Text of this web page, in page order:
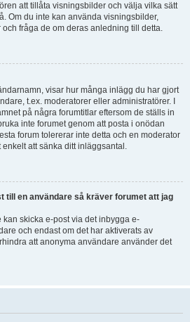
att tillåta visningsbilder och välja vilka sätt
Om du inte kan använda visningsbilder,
fråga de om deras anledning till detta.
visar hur många inlägg du har gjort
t.ex. moderatorer eller administratörer. I
på några forumtitlar eftersom de ställs in
inte forumet genom att posta i onödan
forum tolererar inte detta och en moderator
att sänka ditt inläggsantal.
till en användare så kräver forumet att jag
skicka e-post via det inbygga e-
och endast om det har aktiverats av
att anonyma användare använder det